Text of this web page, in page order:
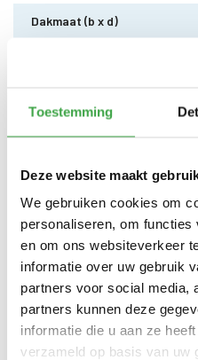
Toestemming
Deze website maakt
We gebruiken cookies om
personaliseren, om
en om ons websiteverkeer
informatie over uw gebruik
partners voor social media,
partners kunnen deze
informatie die u aan ze
verzameld op basis van uw
Dakmaat (b x d)
Schoren
Dakhout
Dakbedekking
Bevestigingsmaterialen
Transport